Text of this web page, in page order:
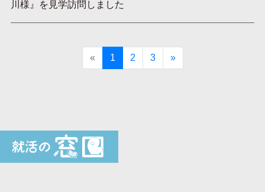
川様』を見学訪問しました
«Previous
1 2 3 »Next